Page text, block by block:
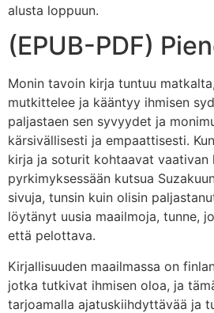
alusta loppuun.
(EPUB-PDF)
Monin tavoin kirja tuntuu
mutkittelee ja kääntyy ihmisen
paljastaen sen syvyydet ja
kärsivällisesti ja empaattisesti.
kirja ja soturit kohtaavat vaativan
pyrkimyksessään kutsua
sivuja, tunsin kuin olisin
löytänyt uusia maailmoja, tunne,
että pelottava.
Kirjallisuuden maailmassa on
jotka tutkivat ihmisen oloa, ja
tarjoamalla ajatuskiihdyttävää ja